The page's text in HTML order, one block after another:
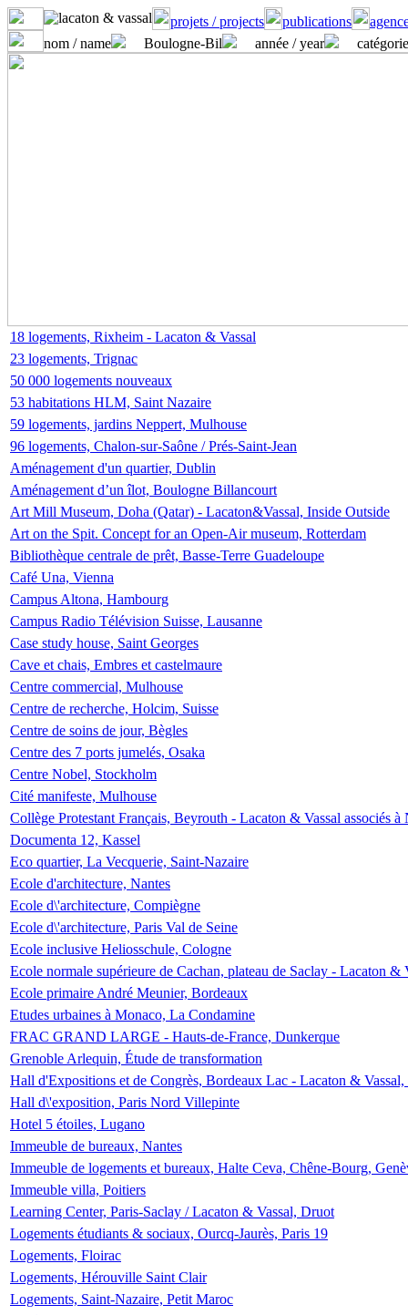
projets / projects publications
nom / name
Boulogne-Bil année / year
18 logements, Rixheim - Lacaton & Vassal
23 logements, Trignac
50 000 logements nouveaux
53 habitations HLM, Saint Nazaire
59 logements, jardins Neppert, Mulhouse
96 logements, Chalon-sur-Saône / Prés-Saint-Jean
Aménagement d'un quartier, Dublin
Aménagement d’un îlot, Boulogne Billancourt
Art Mill Museum, Doha (Qatar) - Lacaton&Vassal, Inside Outside
Art on the Spit. Concept for an Open-Air museum, Rotterdam
Bibliothèque centrale de prêt, Basse-Terre Guadeloupe
Café Una, Vienna
Campus Altona, Hambourg
Campus Radio Télévision Suisse, Lausanne
Case study house, Saint Georges
Cave et chais, Embres et castelmaure
Centre commercial, Mulhouse
Centre de recherche, Holcim, Suisse
Centre de soins de jour, Bègles
Centre des 7 ports jumelés, Osaka
Centre Nobel, Stockholm
Cité manifeste, Mulhouse
Collège Protestant Français, Beyrouth - Lacaton & Vassal associés
Documenta 12, Kassel
Eco quartier, La Vecquerie, Saint-Nazaire
Ecole d'architecture, Nantes
Ecole d\'architecture, Compiègne
Ecole d\'architecture, Paris Val de Seine
Ecole inclusive Heliosschule, Cologne
Ecole normale supérieure de Cachan, plateau de Saclay - Lacaton &
Ecole primaire André Meunier, Bordeaux
Etudes urbaines à Monaco, La Condamine
FRAC GRAND LARGE - Hauts-de-France, Dunkerque
Grenoble Arlequin, Étude de transformation
Hall d'Expositions et de Congrès, Bordeaux Lac - Lacaton &
Hall d\'exposition, Paris Nord Villepinte
Hotel 5 étoiles, Lugano
Immeuble de bureaux, Nantes
Immeuble de logements et bureaux, Halte Ceva, Chêne-Bourg,
Immeuble villa, Poitiers
Learning Center, Paris-Saclay / Lacaton & Vassal, Druot
Logements étudiants & sociaux, Ourcq-Jaurès, Paris 19
Logements, Floirac
Logements, Hérouville Saint Clair
Logements, Saint-Nazaire, Petit Maroc